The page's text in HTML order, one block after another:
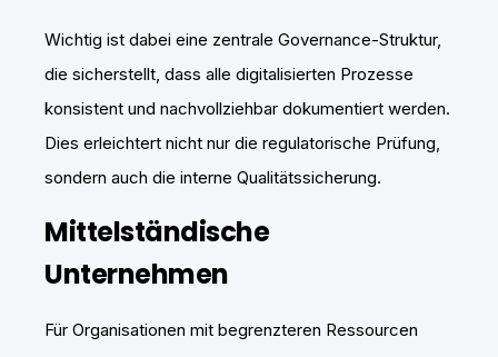
Wichtig ist dabei eine zentrale Governance-Struktur,
die sicherstellt, dass alle digitalisierten Prozesse
konsistent und nachvollziehbar dokumentiert werden.
Dies erleichtert nicht nur die regulatorische Prüfung,
sondern auch die interne Qualitätssicherung.
Mittelständische
Unternehmen
Für Organisationen mit begrenzteren Ressourcen